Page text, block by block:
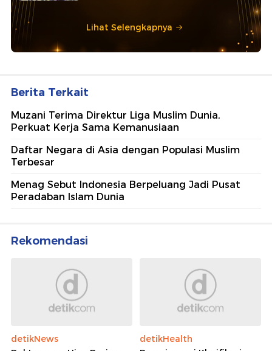
Lihat Selengkapnya
Berita Terkait
Muzani Terima Direktur Liga Muslim Dunia,
Perkuat Kerja Sama Kemanusiaan
Daftar Negara di Asia dengan Populasi Muslim
Terbesar
Menag Sebut Indonesia Berpeluang Jadi Pusat
Peradaban Islam Dunia
Rekomendasi
detikNews
detikHealth